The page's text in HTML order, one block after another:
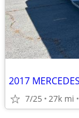
2017
7/25 27k mi